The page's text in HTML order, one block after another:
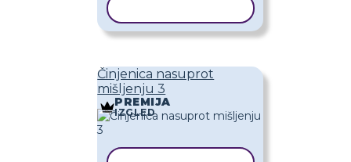
Činjenica nasuprot
mišljenju 3
PREMIJA
IZGLED